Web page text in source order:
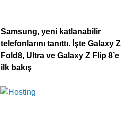
Samsung, yeni katlanabilir
telefonlarını tanıttı. İşte Galaxy Z
Fold8, Ultra ve Galaxy Z Flip 8’e
ilk bakış